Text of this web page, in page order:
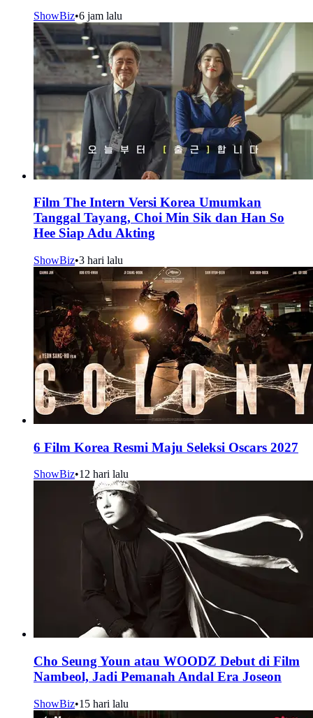
ShowBiz•6 jam lalu
Film The Intern Versi Korea Umumkan
Tanggal Tayang, Choi Min Sik dan Han So
Hee Siap Adu Akting
ShowBiz•3 hari lalu
6 Film Korea Resmi Maju Seleksi Oscars 2027
ShowBiz•12 hari lalu
Cho Seung Youn atau WOODZ Debut di Film
Nambeol, Jadi Pemanah Andal Era Joseon
ShowBiz•15 hari lalu